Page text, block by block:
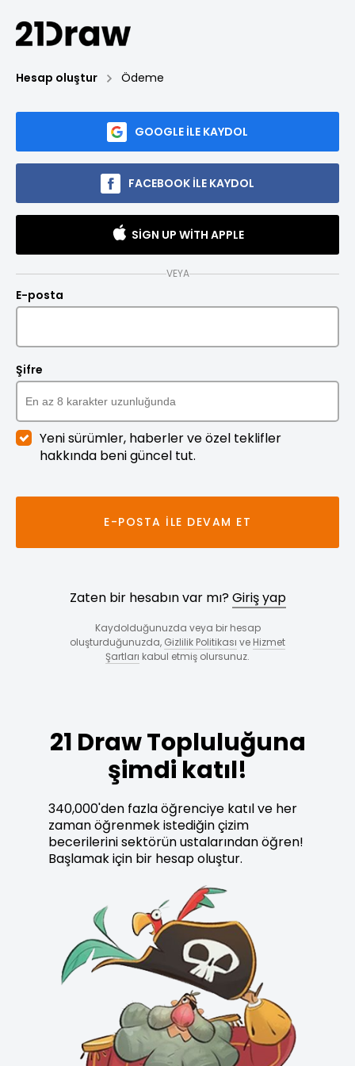
Hesap oluştur Ödeme
GOOGLE ILE KAYDOL
FACEBOOK ILE KAYDOL
SIGN UP WITH APPLE
VEYA
E-posta
Şifre
Yeni sürümler, haberler ve özel teklifler
hakkında beni güncel tut.
E-POSTA ILE DEVAM ET
Zaten bir hesabın var mı?Giriş yap
Kaydolduğunuzda veya bir hesap
oluşturduğunuzda, Gizlilik Politikası ve Hizmet
Şartları kabul etmiş olursunuz.
21 Draw Topluluğuna
şimdi katıl!
340,000'den fazla öğrenciye katıl ve her
zaman öğrenmek istediğin çizim
becerilerini sektörün ustalarından öğren!
Başlamak için bir hesap oluştur.